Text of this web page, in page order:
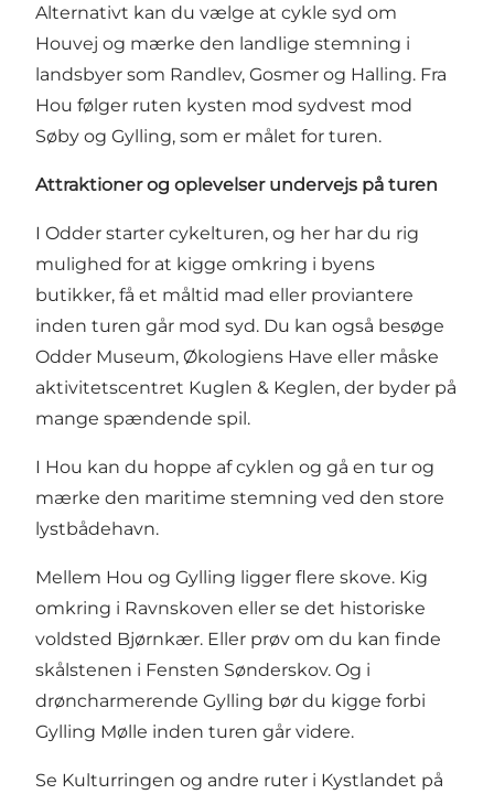
Alternativt kan du vælge at cykle syd om
Houvej og mærke den landlige stemning i
landsbyer som Randlev, Gosmer og Halling. Fra
Hou følger ruten kysten mod sydvest mod
Søby og Gylling, som er målet for turen.
Attraktioner og oplevelser undervejs på turen
I Odder starter cykelturen, og her har du rig
mulighed for at kigge omkring i byens
butikker, få et måltid mad eller proviantere
inden turen går mod syd. Du kan også besøge
Odder Museum, Økologiens Have eller måske
aktivitetscentret Kuglen & Keglen, der byder på
mange spændende spil.
I Hou kan du hoppe af cyklen og gå en tur og
mærke den maritime stemning ved den store
lystbådehavn.
Mellem Hou og Gylling ligger flere skove. Kig
omkring i Ravnskoven eller se det historiske
voldsted Bjørnkær. Eller prøv om du kan finde
skålstenen i Fensten Sønderskov. Og i
drøncharmerende Gylling bør du kigge forbi
Gylling Mølle inden turen går videre.
Se Kulturringen og andre ruter i Kystlandet på